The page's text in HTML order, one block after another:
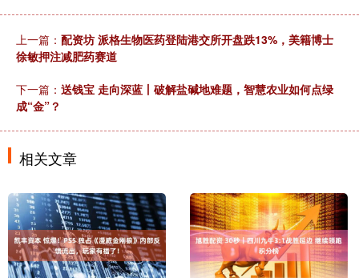
上一篇： 配资坊 派格生物医药登陆港交所开盘跌13%，美籍博士
徐敏押注减肥药赛道
下一篇： 送钱宝 走向深蓝丨破解盐碱地难题，智慧农业如何点绿
成“金”？
相关文章